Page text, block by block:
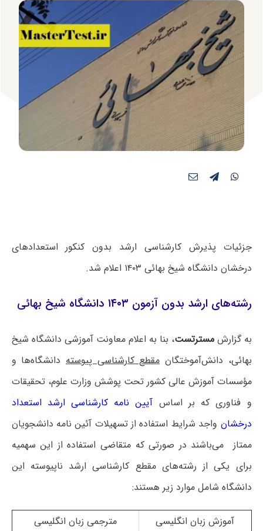
جزئیات پذیرش کارشناسی ارشد بدون کنکور استعدادهای
درخشان دانشگاه شیخ بهائی ۱۴۰۳ اعلام شد.
رشته‌های ارشد بدون آزمون ۱۴۰۳ دانشگاه شیخ بهائی
به گزارشمسترتست، بنا به اعلام معاونت آموزشی دانشگاه شیخ
بهائی، دانش‌آموختگانمقطع کارشناسی پیوستهدانشگاه‌ها و
مؤسسات آموزش عالی کشور تحت پوشش وزارت علوم، تحقیقات
و فناوری که بر اساس آیین نامه کارشناسی ارشد استعداد
درخشان واجد شرایط استفاده از تسهیلات آئین نامه دانشجویان
ممتاز می‌باشند در صورتی که متقاضی استفاده از این سهمیه
برای یکی از رشته‌های مقطع کارشناسی ارشد ناپیوسته این
دانشگاه شامل موارد زیر هستند:
آموزش زبان انگلیسی مترجمی زبان انگلیسی